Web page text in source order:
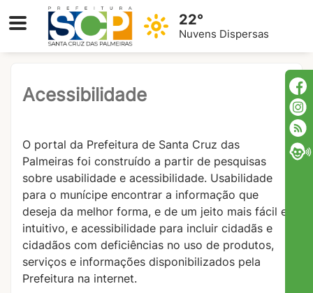
22°
Nuvens Dispersas
Acessibilidade
O portal da Prefeitura de Santa Cruz das
Palmeiras foi construído a partir de pesquisas
sobre usabilidade e acessibilidade. Usabilidade
para o munícipe encontrar a informação que
deseja da melhor forma, e de um jeito mais fácil e
intuitivo, e acessibilidade para incluir cidadãs e
cidadãos com deficiências no uso de produtos,
serviços e informações disponibilizados pela
Prefeitura na internet.